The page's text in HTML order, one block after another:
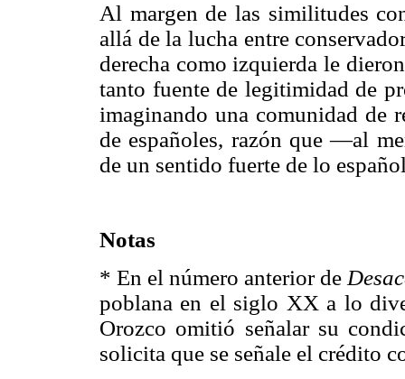
Al margen de las similitudes
allá de la lucha entre
derecha como izquierda le
tanto fuente de legitimidad de
imaginando una comunidad de
de españoles, razón que —al
de un sentido fuerte de lo
Notas
* En el número anterior de
poblana en el siglo XX a lo
Orozco omitió señalar su
solicita que se señale el crédito